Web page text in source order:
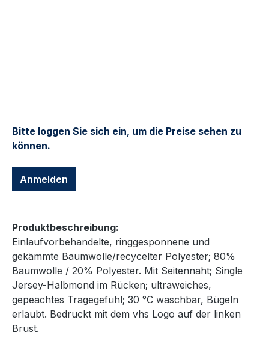
Bitte loggen Sie sich ein, um die Preise sehen zu
können.
Anmelden
Produktbeschreibung:
Einlaufvorbehandelte, ringgesponnene und
gekämmte Baumwolle/recycelter Polyester; 80%
Baumwolle / 20% Polyester. Mit Seitennaht; Single
Jersey-Halbmond im Rücken; ultraweiches,
gepeachtes Tragegefühl; 30 °C waschbar, Bügeln
erlaubt. Bedruckt mit dem vhs Logo auf der linken
Brust.